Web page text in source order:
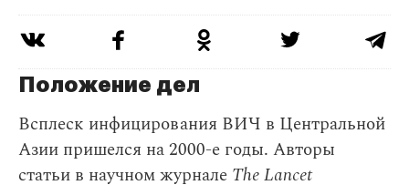
Положение дел
Всплеск инфицирования ВИЧ в Центральной
Азии пришелся на 2000-е годы. Авторы
статьи в научном журнале The Lancet